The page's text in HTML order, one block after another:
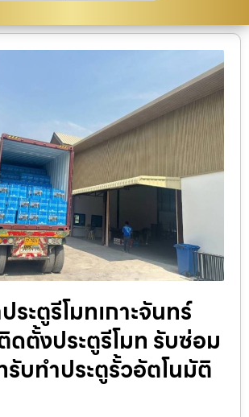
ระตูรีโมทเกาะจันทร์
ดตั้งประตูรีโมท รับซ่อม
รับทำประตูรั้วอัตโนมัติ